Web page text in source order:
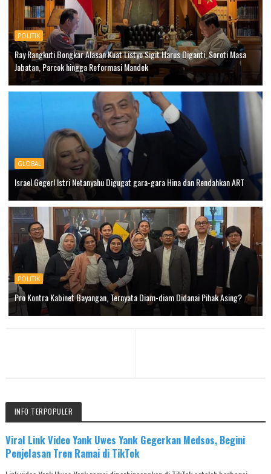
POLITIK
Ray Rangkuti Bongkar Alasan Kuat Listyo Sigit Harus Diganti, Soroti Masa
Jabatan, Parcok hingga Reformasi Mandek
GLOBAL
Israel Geger! Istri Netanyahu Digugat gara-gara Hina dan Rendahkan ART
POLITIK
Pro Kontra Kabinet Bayangan, Ternyata Diam-diam Didanai Pihak Asing?
INFO TERPOPULER
Viral Link Video Yank Uwes Yank Gegerkan Medsos, Begini
Penjelasan Tren Ramai di TikTok